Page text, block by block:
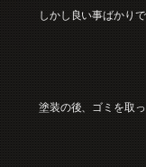
しかし良い事ばかり
塗装の後、ゴミを取